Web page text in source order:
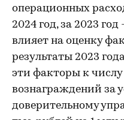
операционных
2024 год, за 2023
влияет на оценку
результаты 2023
эти факторы к
вознаграждений за
доверительному